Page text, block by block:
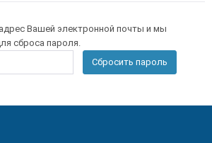
Вашей электронной почты и мы
сброса пароля.
Сбросить пароль